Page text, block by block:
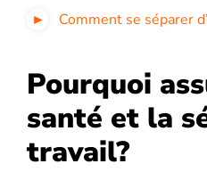
Comment se séparer
Pourquoi
santé et la
travail?